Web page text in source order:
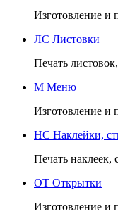
Изготовление и
ЛС Листовки
Печать
М Меню
Изготовление и
НС Наклейки,
Печать наклеек,
ОТ Открытки
Изготовление и